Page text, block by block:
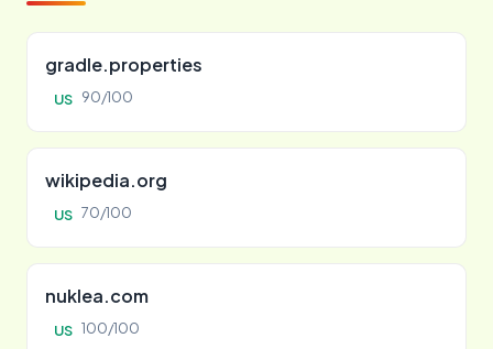
gradle.properties
US 90/100
wikipedia.org
US 70/100
nuklea.com
US 100/100